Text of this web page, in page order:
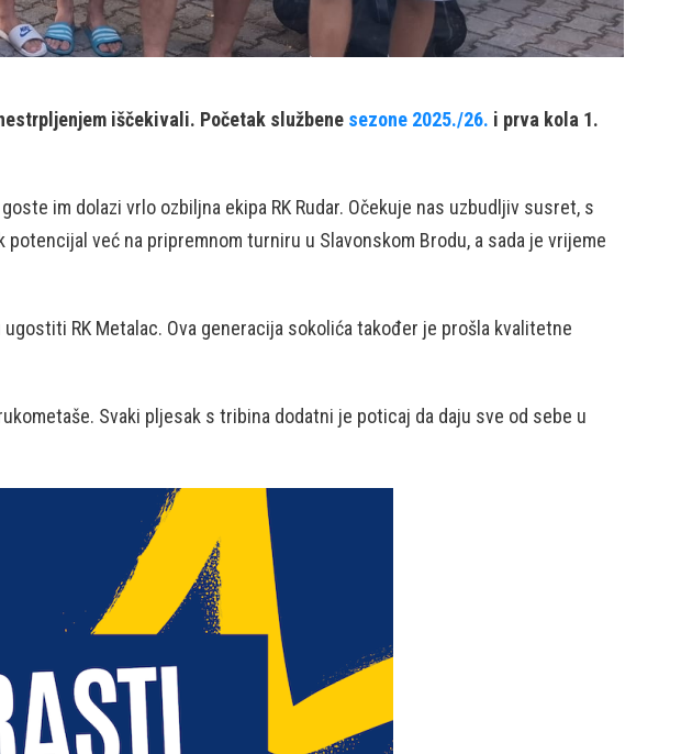
iščekivali. Početak službene sezone 2025./26. i prva kola 1.
im dolazi vrlo ozbiljna ekipa RK Rudar. Očekuje nas uzbudljiv susret, s
već na pripremnom turniru u Slavonskom Brodu, a sada je vrijeme
RK Metalac. Ova generacija sokolića također je prošla kvalitetne
Svaki pljesak s tribina dodatni je poticaj da daju sve od sebe u